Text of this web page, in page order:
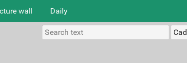
wall Daily